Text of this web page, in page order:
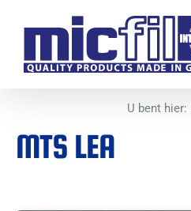
inhoud
U bent hier:
MTS LEA